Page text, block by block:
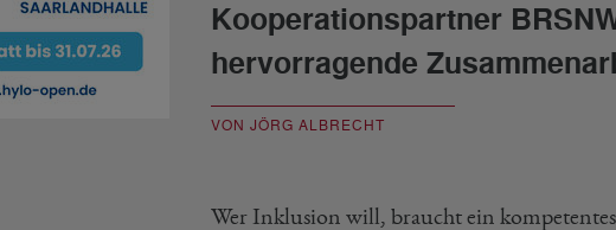
Kooperationspartner
hervorragende
VON JÖRG ALBRECHT
Wer Inklusion will, braucht ein